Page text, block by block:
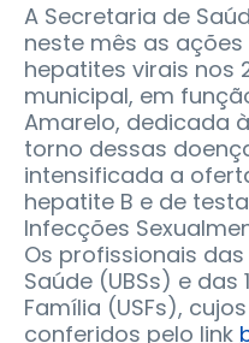
A Secretaria de
neste mês as
hepatites virais nos
municipal, em
Amarelo, dedicada
torno dessas
intensificada a
hepatite B e de
Infecções
Os profissionais das
Saúde (UBSs) e das
Família (USFs),
conferidos pelo link